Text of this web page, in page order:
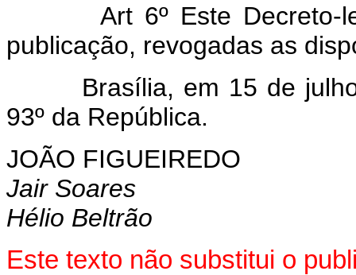
Art 6º Este Decreto-lei
publicação, revogadas as
Brasília, em 15 de julho
93º da República.
JOÃO FIGUEIREDO
Jair Soares
Hélio Beltrão
Este texto não substitui o